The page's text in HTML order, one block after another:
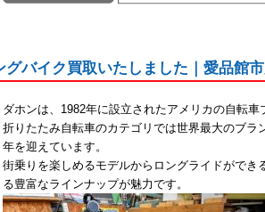
バイク買取いたしました｜愛品館
ダホンは、1982年に設立されたアメリカの自転車
折りたたみ自転車のカテゴリでは世界最大のブラ
年を迎えています。
街乗りを楽しめるモデルからロングライドがで
る豊富なラインナップが魅力です。